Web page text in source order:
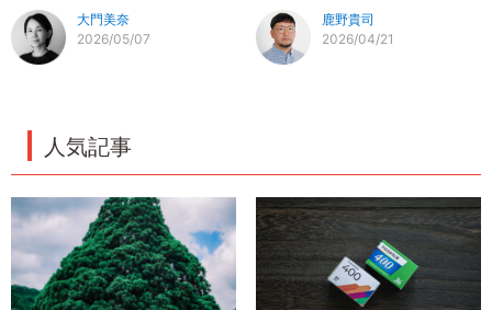
大門美奈
2026/05/07
鹿野貴司
2026/04/21
人気記事